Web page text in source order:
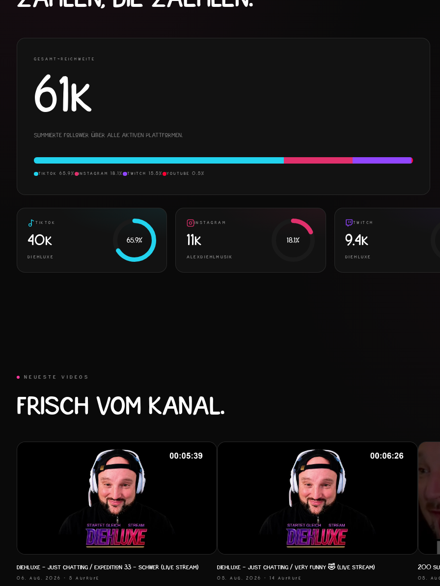
GESAMT-REICHWEITE
61K
Summierte Follower über alle aktiven Plattformen.
TIKTOK 65.9 % INSTAGRAM 18.1 % TWITCH 15.5 % YOUTUBE 0.5 %
TIKTOK
40K
DIEHLUXE
65.9%
INSTAGRAM
11K
ALEXDIEHLMUSIK
18.1%
TWITCH
9.4K
DIEHLUXE
NEUESTE VIDEOS
FRISCH VOM KANAL.
DIEHLUXE - Just Chatting / Expedition 33 - SCHWER (LIVE STREAM)
06. AUG. 2026 · 5 AUFRUFE
DIEHLUXE - Just Chatting / very funny 🤣 (Live Stream)
05. AUG. 2026 · 14 AUFRUFE
200
05.